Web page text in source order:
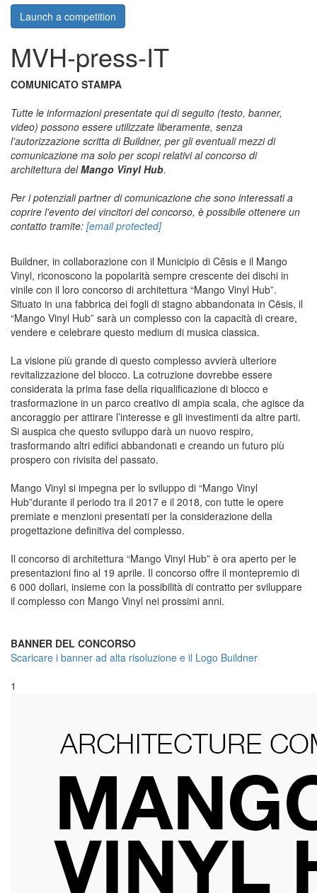
Launch a competition
MVH-press-IT
COMUNICATO STAMPA
Tutte le informazioni presentate qui di seguito (testo, banner,
video) possono essere utilizzate liberamente, senza
l'autorizzazione scritta di Buildner, per gli eventuali mezzi di
comunicazione ma solo per scopi relativi al concorso di
architettura delMango Vinyl Hub.
Per i potenziali partner di comunicazione che sono interessati a
coprire l'evento dei vincitori del concorso, è possibile ottenere un
contatto tramite: [email protected]
Buildner, in collaborazione con il Municipio di Cēsis e il Mango
Vinyl, riconoscono la popolarità sempre crescente dei dischi in
vinile con il loro concorso di architettura “Mango Vinyl Hub”.
Situato in una fabbrica dei fogli di stagno abbandonata in Cēsis, il
“Mango Vinyl Hub” sarà un complesso con la capacità di creare,
vendere e celebrare questo medium di musica classica.
La visione più grande di questo complesso avvierà ulteriore
revitalizzazione del blocco. La cotruzione dovrebbe essere
considerata la prima fase della riqualificazione di blocco e
trasformazione in un parco creativo di ampia scala, che agisce da
ancoraggio per attirare l’interesse e gli investimenti da altre parti.
Si auspica che questo sviluppo darà un nuovo respiro,
trasformando altri edifici abbandonati e creando un futuro più
prospero con rivisita del passato.
Mango Vinyl si impegna per lo sviluppo di “Mango Vinyl
Hub”durante il periodo tra il 2017 e il 2018, con tutte le opere
premiate e menzioni presentati per la considerazione della
progettazione definitiva del complesso.
Il concorso di architettura “Mango Vinyl Hub” è ora aperto per le
presentazioni fino al 19 aprile. Il concorso offre il montepremio di
6 000 dollari, insieme con la possibilità di contratto per sviluppare
il complesso con Mango Vinyl​ nei prossimi anni.
BANNER DEL CONCORSO
Scaricare i banner ad alta risoluzione e il Logo Buildner
1